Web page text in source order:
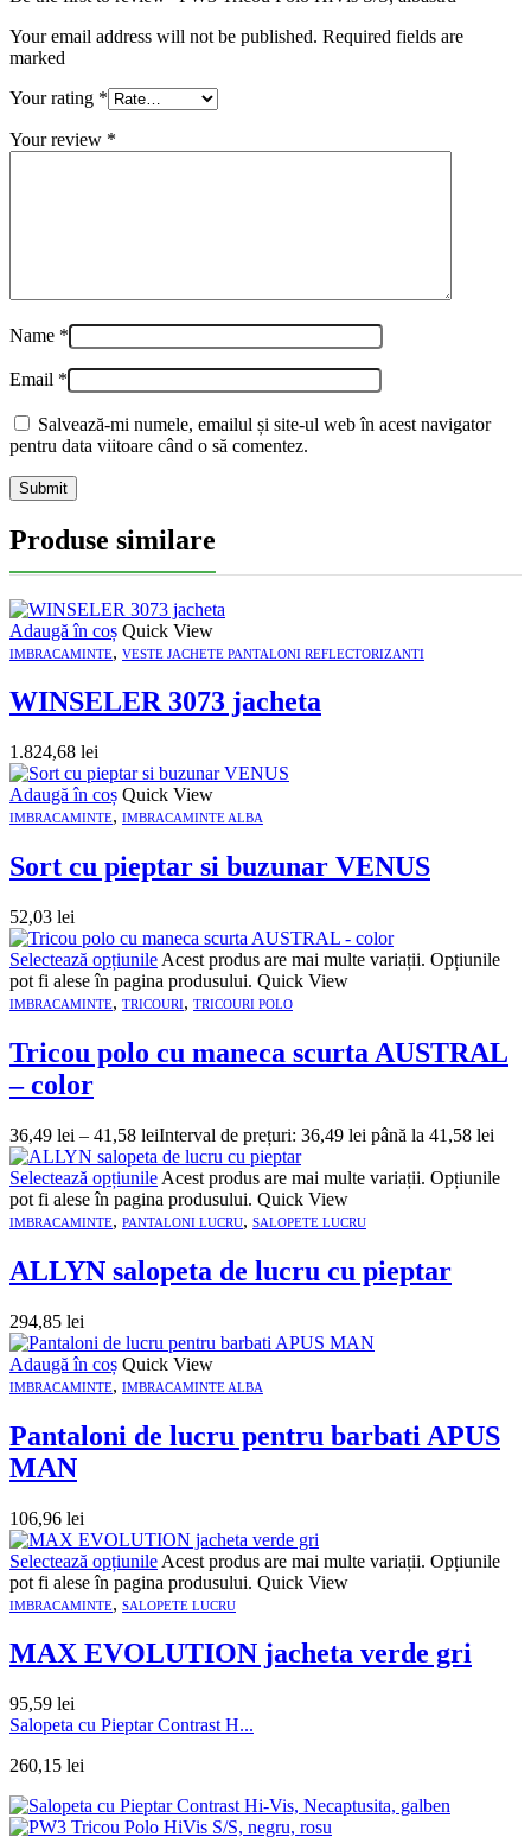
Your email address will not be published. Required fields are
marked
Your rating *
Your review *
Name *
Email *
Salvează-mi numele, emailul și site-ul web în acest navigator
pentru data viitoare când o să comentez.
Produse similare
Adaugă în coș Quick View
IMBRACAMINTE, VESTE JACHETE PANTALONI REFLECTORIZANTI
WINSELER 3073 jacheta
1.824,68 lei
Adaugă în coș Quick View
IMBRACAMINTE, IMBRACAMINTE ALBA
Sort cu pieptar si buzunar VENUS
52,03 lei
Selectează opțiunile Acest produs are mai multe variații. Opțiunile
pot fi alese în pagina produsului. Quick View
IMBRACAMINTE, TRICOURI, TRICOURI POLO
Tricou polo cu maneca scurta AUSTRAL
– color
36,49 lei – 41,58 leiInterval de prețuri: 36,49 lei până la 41,58 lei
Selectează opțiunile Acest produs are mai multe variații. Opțiunile
pot fi alese în pagina produsului. Quick View
IMBRACAMINTE, PANTALONI LUCRU, SALOPETE LUCRU
ALLYN salopeta de lucru cu pieptar
294,85 lei
Adaugă în coș Quick View
IMBRACAMINTE, IMBRACAMINTE ALBA
Pantaloni de lucru pentru barbati APUS
MAN
106,96 lei
Selectează opțiunile Acest produs are mai multe variații. Opțiunile
pot fi alese în pagina produsului. Quick View
IMBRACAMINTE, SALOPETE LUCRU
MAX EVOLUTION jacheta verde gri
95,59 lei
Salopeta cu Pieptar Contrast H...
260,15 lei